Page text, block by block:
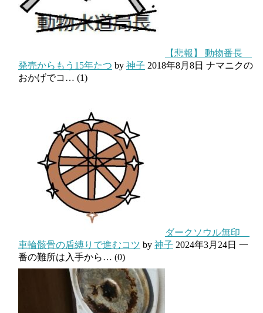
【悲報】 動物番長
発売からもう15年たつ by 神子 2018年8月8日 ナマニクの
おかげでコ… (1)
ダークソウル無印
車輪骸骨の盾縛りで進むコツ by 神子 2024年3月24日 一
番の難所は入手から… (0)